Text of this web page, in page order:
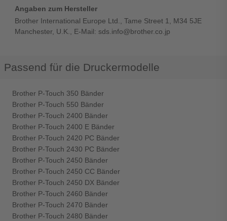
Angaben zum Hersteller
Brother International Europe Ltd., Tame Street 1, M34 5JE
Manchester, U.K., E-Mail: sds.info@brother.co.jp
Passend für die Druckermodelle
Brother P-Touch 350 Bänder
Brother P-Touch 550 Bänder
Brother P-Touch 2400 Bänder
Brother P-Touch 2400 E Bänder
Brother P-Touch 2420 PC Bänder
Brother P-Touch 2430 PC Bänder
Brother P-Touch 2450 Bänder
Brother P-Touch 2450 CC Bänder
Brother P-Touch 2450 DX Bänder
Brother P-Touch 2460 Bänder
Brother P-Touch 2470 Bänder
Brother P-Touch 2480 Bänder